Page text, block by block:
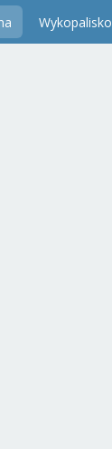
Wykopalisko